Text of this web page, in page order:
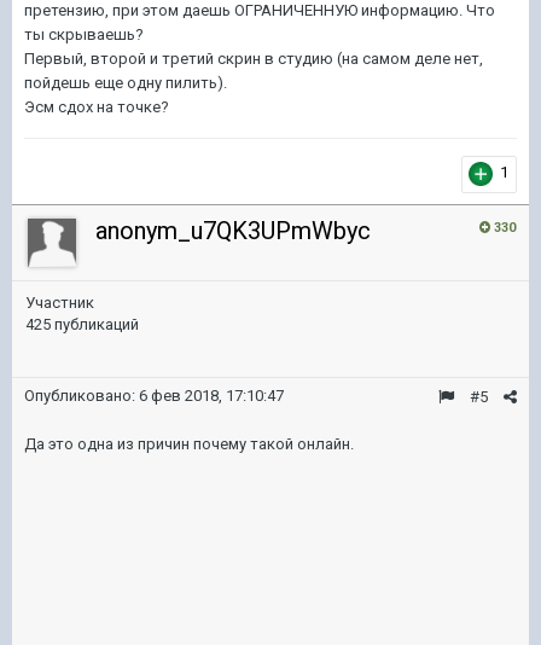
претензию, при этом даешь ОГРАНИЧЕННУЮ информацию. Что
ты скрываешь?
Первый, второй и третий скрин в студию (на самом деле нет,
пойдешь еще одну пилить).
Эсм сдох на точке?
1
330
anonym_u7QK3UPmWbyc
Участник
425 публикаций
#5
Опубликовано: 6 фев 2018, 17:10:47
Да это одна из причин почему такой онлайн.